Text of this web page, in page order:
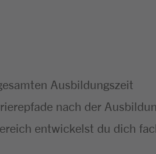
Ausbildungszeit
nach der
entwickelst du dich